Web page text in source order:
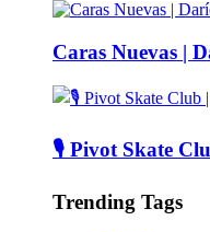
Caras Nuevas |
🎙️ Pivot Skate
Trending Tags